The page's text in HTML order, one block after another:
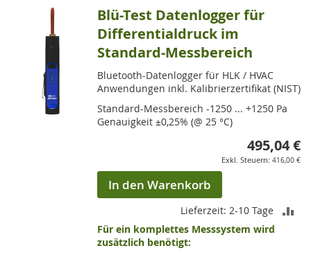
Blü-Test Datenlogger für
Differentialdruck im
Standard-Messbereich
Bluetooth-Datenlogger für HLK / HVAC
Anwendungen inkl. Kalibrierzertifikat (NIST)
Standard-Messbereich -1250 ... +1250 Pa
Genauigkeit ±0,25% (@ 25 °C)
495,04 €
416,00 €
In den Warenkorb
Lieferzeit: 2-10 Tage
Für ein komplettes Messsystem wird
zusätzlich benötigt: